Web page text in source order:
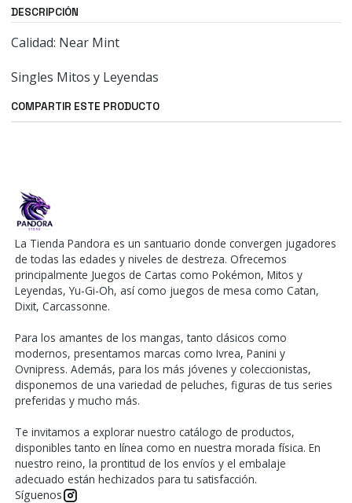
DESCRIPCIÓN
Calidad: Near Mint
Singles Mitos y Leyendas
COMPARTIR ESTE PRODUCTO
La Tienda Pandora es un santuario donde convergen jugadores
de todas las edades y niveles de destreza. Ofrecemos
principalmente Juegos de Cartas como Pokémon, Mitos y
Leyendas, Yu-Gi-Oh, así como juegos de mesa como Catan,
Dixit, Carcassonne.
Para los amantes de los mangas, tanto clásicos como
modernos, presentamos marcas como Ivrea, Panini y
Ovnipress. Además, para los más jóvenes y coleccionistas,
disponemos de una variedad de peluches, figuras de tus series
preferidas y mucho más.
Te invitamos a explorar nuestro catálogo de productos,
disponibles tanto en línea como en nuestra morada física. En
nuestro reino, la prontitud de los envíos y el embalaje
adecuado están hechizados para tu satisfacción.
Síguenos